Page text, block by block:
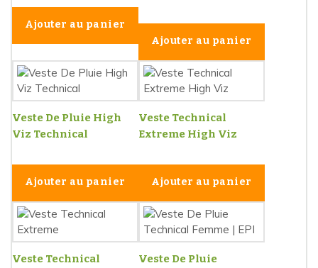
Ajouter au panier
Ajouter au panier
Veste De Pluie High
Viz Technical
Ajouter au panier
Veste Technical
Extreme High Viz
Ajouter au panier
Veste Technical
Veste De Pluie